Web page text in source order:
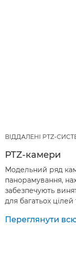
ВІДДАЛЕНІ PTZ-
PTZ-камери
Модельний ряд
панорамування,
забезпечують
для багатьох
Переглянути